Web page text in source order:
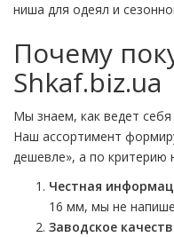
ниша для одеял и
Почему
Shkaf.biz.ua
Мы знаем, как ведет
Наш ассортимент
дешевле», а по критерию
Честная
16 мм, мы не
Заводское